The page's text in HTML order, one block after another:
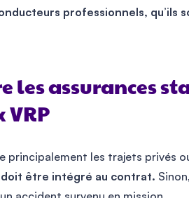
professionnels, qu’ils
les assurances
VRP
principalement les trajets privés
doit être intégré au contrat.